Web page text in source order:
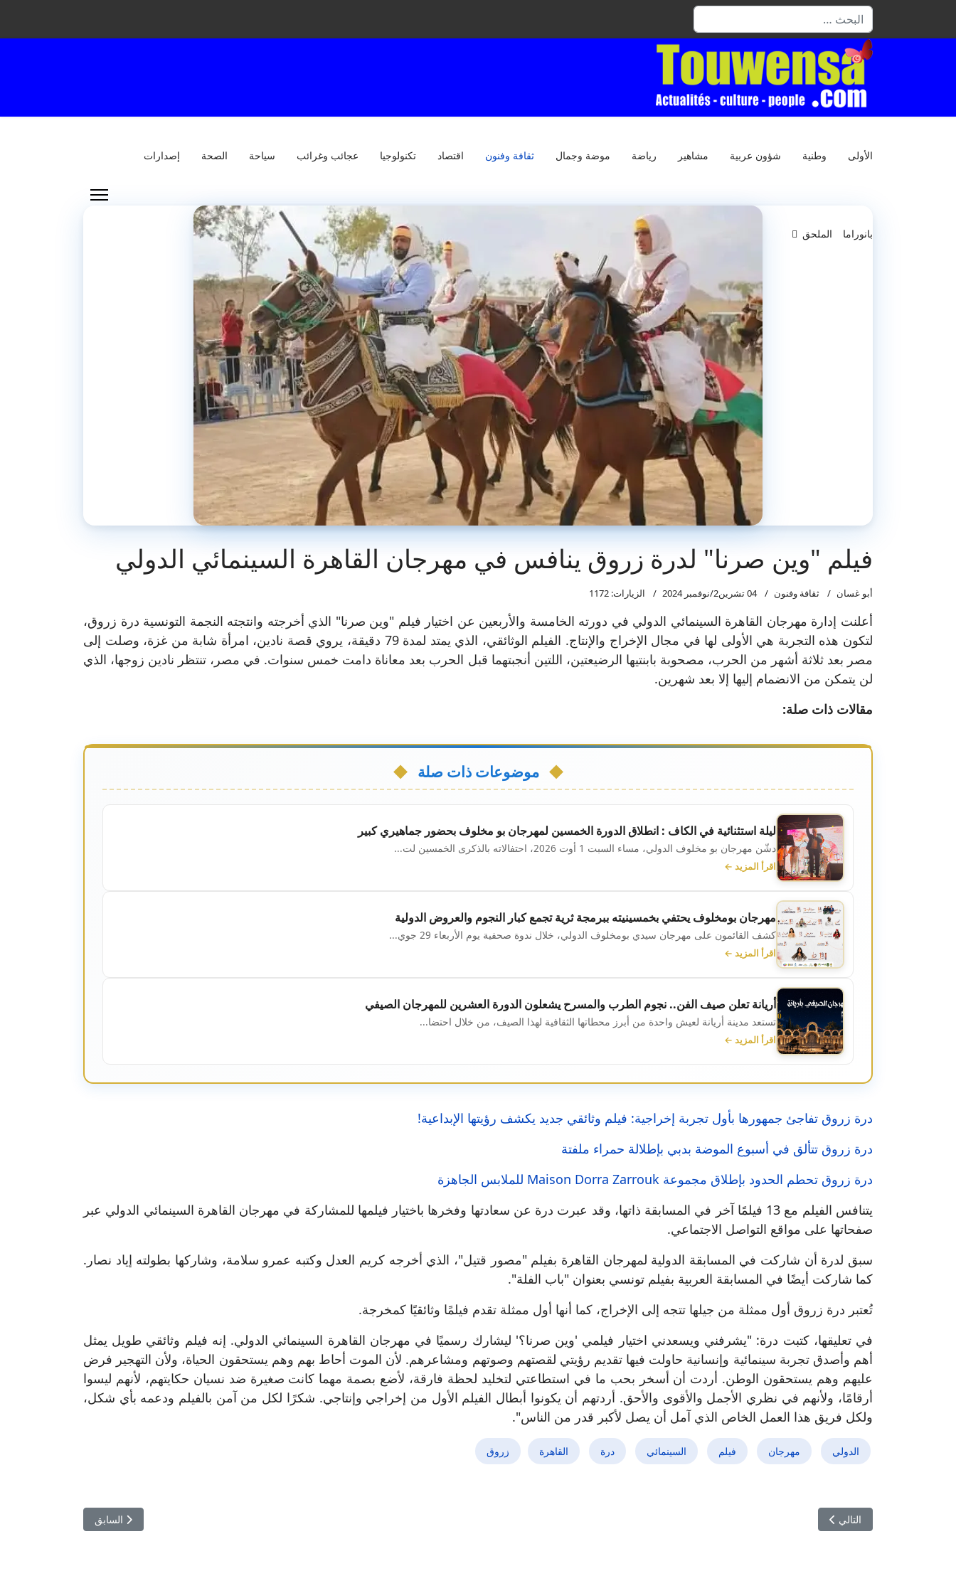
البحث
الأولى وطنية شؤون عربية مشاهير رياضة موضة وجمال ثقافة وفنون اقتصاد تكنولوجيا عجائب وغرائب سياحة الصحة إصدارات
بانوراما الملحق
فيلم "وين صرنا" لدرة زروق ينافس في مهرجان القاهرة السينمائي الدولي
أبو غسان ثقافة وفنون 04 تشرين2/نوفمبر 2024 الزيارات: 1172
أعلنت إدارة مهرجان القاهرة السينمائي الدولي في دورته الخامسة والأربعين عن اختيار فيلم "وين صرنا" الذي أخرجته وانتجته النجمة التونسية درة زروق،
لتكون هذه التجربة هي الأولى لها في مجال الإخراج والإنتاج. الفيلم الوثائقي، الذي يمتد لمدة 79 دقيقة، يروي قصة نادين، امرأة شابة من غزة، وصلت إلى
مصر بعد ثلاثة أشهر من الحرب، مصحوبة بابنتيها الرضيعتين، اللتين أنجبتهما قبل الحرب بعد معاناة دامت خمس سنوات. في مصر، تنتظر نادين زوجها، الذي
لن يتمكن من الانضمام إليها إلا بعد شهرين.
مقالات ذات صلة:
موضوعات ذات صلة
ليلة استثنائية في الكاف : انطلاق الدورة الخمسين لمهرجان بو مخلوف بحضور جماهيري كبير
دشّن مهرجان بو مخلوف الدولي، مساء السبت 1 أوت 2026، احتفالاته بالذكرى الخمسين لت...
اقرأ المزيد ←
مهرجان بومخلوف يحتفي بخمسينيته ببرمجة ثرية تجمع كبار النجوم والعروض الدولية
كشف القائمون على مهرجان سيدي بومخلوف الدولي، خلال ندوة صحفية يوم الأربعاء 29 جوي...
اقرأ المزيد ←
أريانة تعلن صيف الفن.. نجوم الطرب والمسرح يشعلون الدورة العشرين للمهرجان الصيفي
تستعد مدينة أريانة لعيش واحدة من أبرز محطاتها الثقافية لهذا الصيف، من خلال احتضا...
اقرأ المزيد ←
درة زروق تفاجئ جمهورها بأول تجربة إخراجية: فيلم وثائقي جديد يكشف رؤيتها الإبداعية!
درة زروق تتألق في أسبوع الموضة بدبي بإطلالة حمراء ملفتة
درة زروق تحطم الحدود بإطلاق مجموعة Maison Dorra Zarrouk للملابس الجاهزة
يتنافس الفيلم مع 13 فيلمًا آخر في المسابقة ذاتها، وقد عبرت درة عن سعادتها وفخرها باختيار فيلمها للمشاركة في مهرجان القاهرة السينمائي الدولي عبر
صفحاتها على مواقع التواصل الاجتماعي.
سبق لدرة أن شاركت في المسابقة الدولية لمهرجان القاهرة بفيلم "مصور قتيل"، الذي أخرجه كريم العدل وكتبه عمرو سلامة، وشاركها بطولته إياد نصار.
كما شاركت أيضًا في المسابقة العربية بفيلم تونسي بعنوان "باب الفلة".
تُعتبر درة زروق أول ممثلة من جيلها تتجه إلى الإخراج، كما أنها أول ممثلة تقدم فيلمًا وثائقيًا كمخرجة.
في تعليقها، كتبت درة: "يشرفني ويسعدني اختيار فيلمي 'وين صرنا؟' ليشارك رسميًا في مهرجان القاهرة السينمائي الدولي. إنه فيلم وثائقي طويل يمثل
أهم وأصدق تجربة سينمائية وإنسانية حاولت فيها تقديم رؤيتي لقصتهم وصوتهم ومشاعرهم. لأن الموت أحاط بهم وهم يستحقون الحياة، ولأن التهجير فرض
عليهم وهم يستحقون الوطن. أردت أن أسخر بحب ما في استطاعتي لتخليد لحظة فارقة، لأضع بصمة مهما كانت صغيرة ضد نسيان حكايتهم، لأنهم ليسوا
أرقامًا، ولأنهم في نظري الأجمل والأقوى والأحق. أردتهم أن يكونوا أبطال الفيلم الأول من إخراجي وإنتاجي. شكرًا لكل من آمن بالفيلم ودعمه بأي شكل،
ولكل فريق هذا العمل الخاص الذي آمل أن يصل لأكبر قدر من الناس".
الدولي مهرجان فيلم السينمائي درة القاهرة زروق
المقال السابق: آليات تحفيز
السابق المقال التالي: إثارة وتشويق في فيلم ''بوليس'' بنسخة معدّلة: مجدي السميري يكشف عن ومضة مشوّقة
التالي